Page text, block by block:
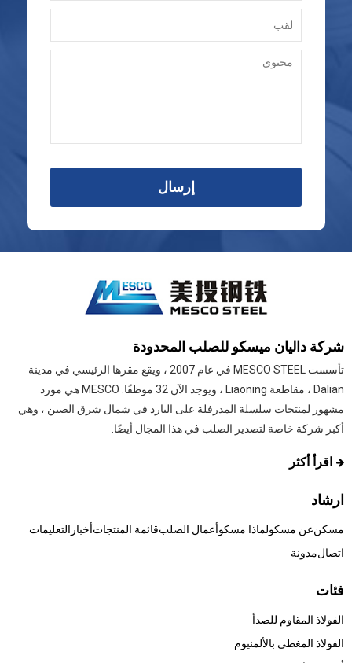
إرسال
شركة داليان ميسكو للصلب المحدودة
تأسست MESCO STEEL في عام 2007 ، ويقع مقرها الرئيسي في مدينة
Dalian ، مقاطعة Liaoning ، ويوجد الآن 32 موظفًا. MESCO هي مورد
مشهور لمنتجات سلسلة المدرفلة على البارد في شمال شرق الصين ، وهي
أكبر شركة خاصة لتصدير الصلب في هذا المجال أيضًا.
اقرأ أكثر
ارشاد
مسكنعن مسكولماذا مسكوأعمال الصلبقائمة المنتجاتأخبار التعليمات
اتصالمدونة
فئات
الفولاذ المقاوم للصدأ
الفولاذ المغطى بالألمنيوم